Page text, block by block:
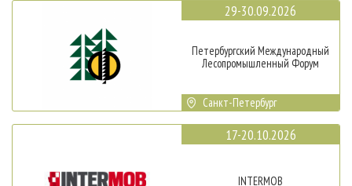
29-30.09.2026
Петербургский Международный
Лесопромышленный Форум
Санкт-Петербург
17-20.10.2026
INTERMOB